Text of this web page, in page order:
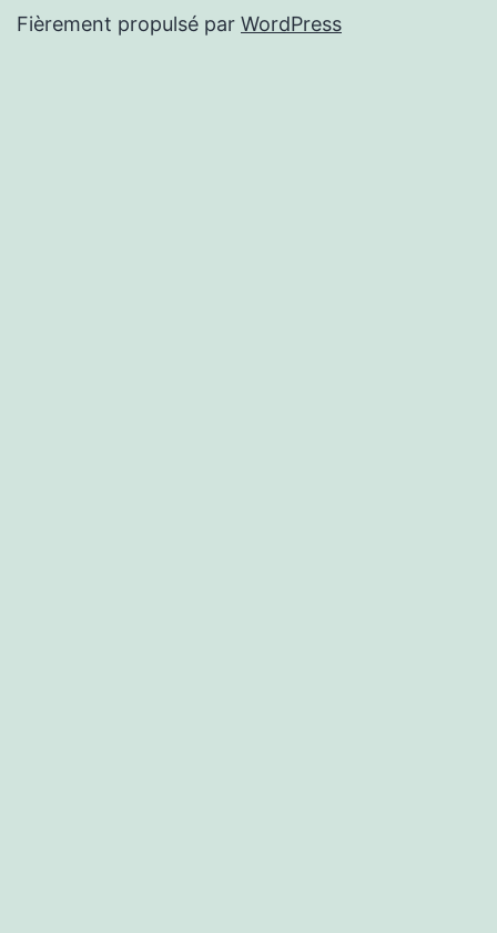
Fièrement propulsé par WordPress